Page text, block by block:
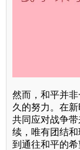
然而，和平并
久的努力。在
共同应对战争
续，唯有团结
到通往和平的希